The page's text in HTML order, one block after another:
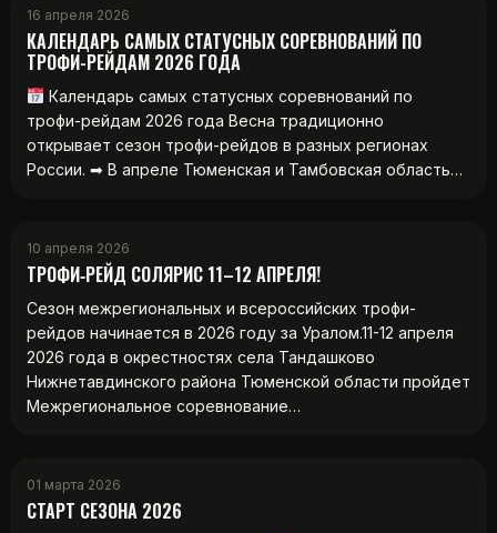
16 апреля 2026
КАЛЕНДАРЬ САМЫХ СТАТУСНЫХ СОРЕВНОВАНИЙ ПО
ТРОФИ-РЕЙДАМ 2026 ГОДА
Календарь самых статусных соревнований по
трофи-рейдам 2026 года Весна традиционно
открывает сезон трофи-рейдов в разных регионах
России. ➡ В апреле Тюменская и Тамбовская область…
10 апреля 2026
ТРОФИ‑РЕЙД СОЛЯРИС 11–12 АПРЕЛЯ!
Сезон межрегиональных и всероссийских трофи-
рейдов начинается в 2026 году за Уралом.11-12 апреля
2026 года в окрестностях села Тандашково
Нижнетавдинского района Тюменской области пройдет
Межрегиональное соревнование…
01 марта 2026
СТАРТ СЕЗОНА 2026